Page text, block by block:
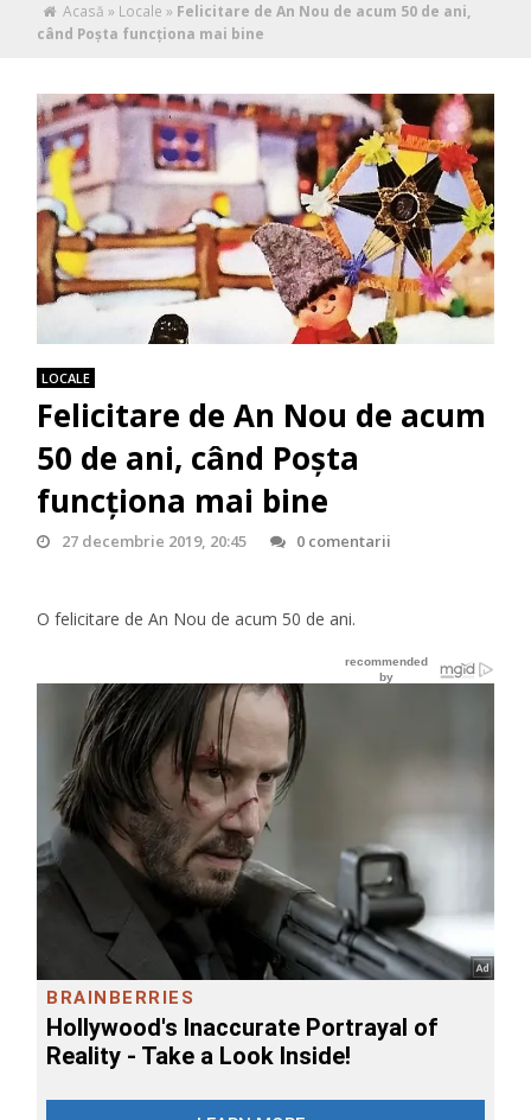
Acasă » Locale » Felicitare de An Nou de acum 50 de ani,
când Poşta funcţiona mai bine
LOCALE
Felicitare de An Nou de acum
50 de ani, când Poşta
funcţiona mai bine
27 decembrie 2019, 20:45 0 comentarii
O felicitare de An Nou de acum 50 de ani.